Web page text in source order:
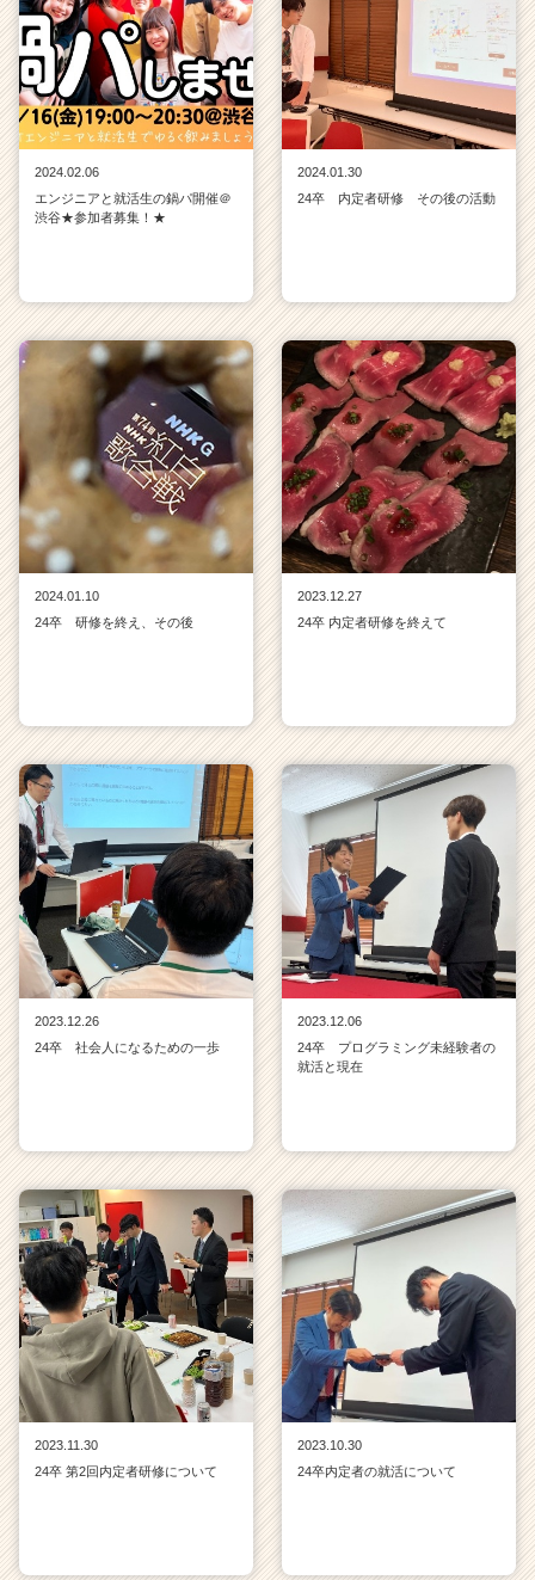
2024.02.06
エンジニアと就活生の鍋パ開催＠
渋谷★参加者募集！★
2024.01.30
24卒 内定者研修 その後の活動
2024.01.10
24卒 研修を終え、その後
2023.12.27
24卒 内定者研修を終えて
2023.12.26
24卒 社会人になるための一歩
2023.12.06
24卒 プログラミング未経験者の
就活と現在
2023.11.30
24卒 第2回内定者研修について
2023.10.30
24卒内定者の就活について